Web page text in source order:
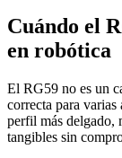
Cuándo el
en robótica
El RG59 no es un
correcta para varias
perfil más delgado,
tangibles sin